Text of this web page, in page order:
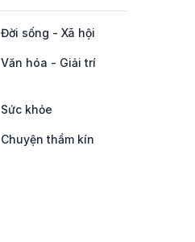
Đời sống - Xã hội
Văn hóa - Giải trí
Sức khỏe
Chuyện thầm kín